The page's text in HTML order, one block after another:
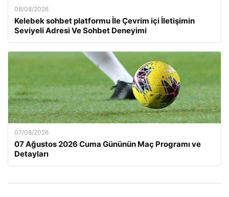
08/08/2026
Kelebek sohbet platformu İle Çevrim içi İletişimin
Seviyeli Adresi Ve Sohbet Deneyimi
07/08/2026
07 Ağustos 2026 Cuma Gününün Maç Programı ve
Detayları